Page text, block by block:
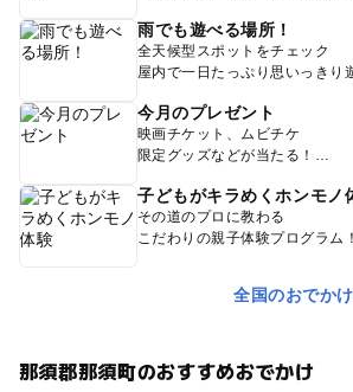
雨でも遊べる場所！
全天候型スポットをチェック
屋内で一日たっぷり思いっきり
今月のプレゼント
映画チケット、ムビチケ
限定グッズなどが当たる！
子どもがキラめくホンモノ
その道のプロに教わる
こだわりの親子体験プログラム！
全国のおでか
那須郡那須町のおすすめおでかけ